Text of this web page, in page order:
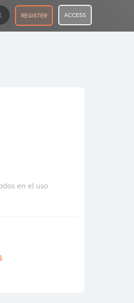
REGISTER ACCESS
en el uso